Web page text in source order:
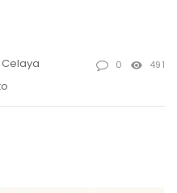
Celaya
0 491